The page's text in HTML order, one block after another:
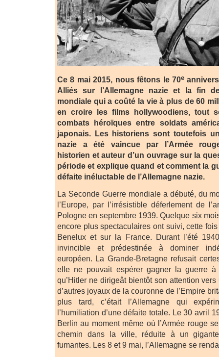
Ce 8 mai 2015, nous fêtons le 70e
Alliés sur l’Allemagne nazie et la fin
mondiale qui a coûté la vie à plus de 60
en croire les films hollywoodiens, tout
combats héroïques entre soldats
japonais. Les historiens sont toutefois
nazie a été vaincue par l’Armée
historien et auteur d’un ouvrage sur la
période et explique quand et comment la
défaite inéluctable de l’Allemagne nazie.
La Seconde Guerre mondiale a débuté, du
l’Europe, par l’irrésistible déferlement de
Pologne en septembre 1939. Quelque six
encore plus spectaculaires ont suivi, cette
Benelux et sur la France. Durant l’été
invincible et prédestinée à dominer
européen. La Grande-Bretagne refusait
elle ne pouvait espérer gagner la guerre
qu’Hitler ne dirigeât bientôt son attention vers
d’autres joyaux de la couronne de l’Empire
plus tard, c’était l’Allemagne qui
l’humiliation d’une défaite totale. Le 30 avril
Berlin au moment même où l’Armée rouge
chemin dans la ville, réduite à un
fumantes. Les 8 et 9 mai, l’Allemagne se